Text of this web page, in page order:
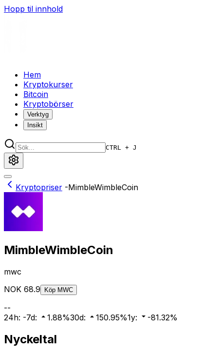
Hopp til innhold
Hem
Kryptokurser
Bitcoin
Kryptobörser
Verktyg
Insikt
CTRL + J
Kryptopriser -MimbleWimbleCoin
MimbleWimbleCoin
mwc
NOK 68.9 Köp MWC
--
24h: -7d: 1.88%30d: 150.95%1y: -81.32%
Nyckeltal